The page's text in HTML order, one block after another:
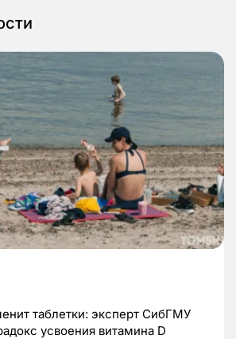
таблетки: эксперт СибГМУ
усвоения витамина D